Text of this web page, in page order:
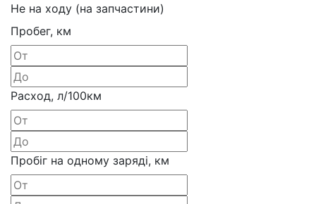
Не на ходу (на запчастини)
Пробег, км
Расход, л/100км
Пробіг на одному заряді, км